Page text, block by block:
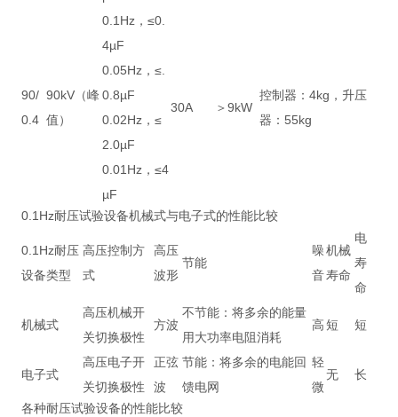
90/
0.4
90kV（峰
值）
0.1Hz，≤0.
4µF
30A ＞9kW
控制器：4kg，升压
器：55kg
0.05Hz，≤.
0.8µF
0.02Hz，≤
2.0µF
0.01Hz，≤4
µF
0.1Hz耐压试验设备机械式与电子式的性能比较
0.1Hz耐压
设备类型
高压控制方
式
高压
波形
节能
噪
音
机械
寿命
电
寿
命
机械式
高压机械开
关切换极性
方波
不节能：将多余的能量
用大功率电阻消耗
高 短 短
电子式
高压电子开
关切换极性
正弦
波
节能：将多余的电能回
馈电网
轻
微
无 长
各种耐压试验设备的性能比较